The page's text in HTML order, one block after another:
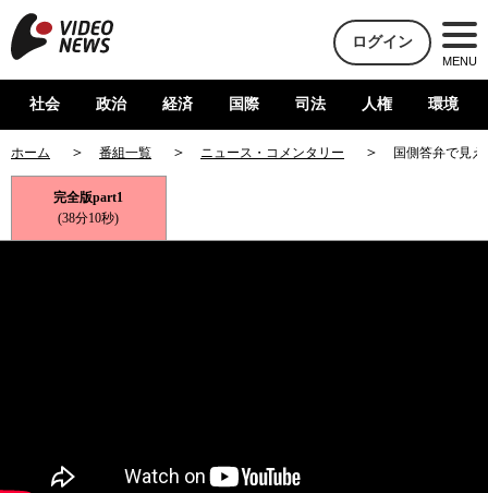
ログイン
MENU
社会 政治 経済 国際 司法 人権 環境
ホーム 番組一覧 ニュース・コメンタリー 国側答弁で見
完全版part1
(38分10秒)